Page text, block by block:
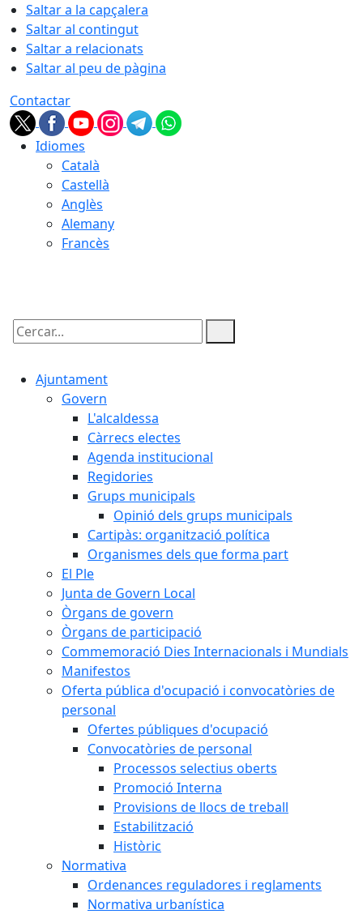
Saltar a la capçalera
Saltar al contingut
Saltar a relacionats
Saltar al peu de pàgina
Contactar
Idiomes
Català
Castellà
Anglès
Alemany
Francès
Cercar:
Ajuntament
Govern
L'alcaldessa
Càrrecs electes
Agenda institucional
Regidories
Grups municipals
Opinió dels grups municipals
Cartipàs: organització política
Organismes dels que forma part
El Ple
Junta de Govern Local
Òrgans de govern
Òrgans de participació
Commemoració Dies Internacionals i Mundials
Manifestos
Oferta pública d'ocupació i convocatòries de
personal
Ofertes públiques d'ocupació
Convocatòries de personal
Processos selectius oberts
Promoció Interna
Provisions de llocs de treball
Estabilització
Històric
Normativa
Ordenances reguladores i reglaments
Normativa urbanística